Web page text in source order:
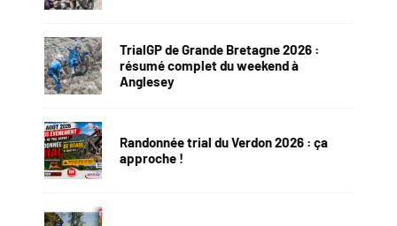
TrialGP de Grande Bretagne 2026 :
résumé complet du weekend à
Anglesey
Randonnée trial du Verdon 2026 : ça
approche !